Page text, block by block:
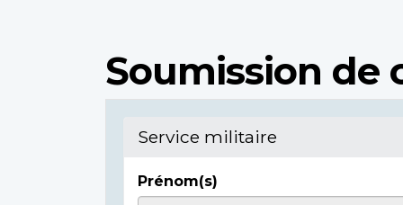
Soumission de
Service militaire
Prénom(s)